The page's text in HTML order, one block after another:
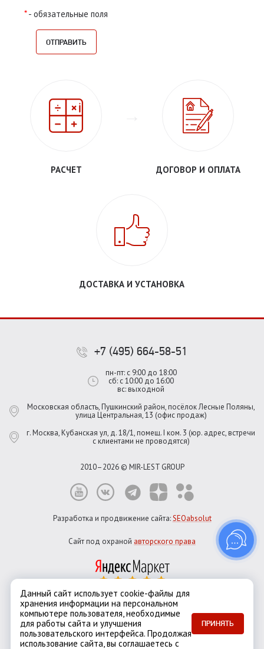
*- обязательные поля
РАСЧЕТ ДОГОВОР И ОПЛАТА
ДОСТАВКА И УСТАНОВКА
+7 (495) 664-58-51
пн-пт: с 9:00 до 18:00
сб: с 10:00 до 16:00
вс: выходной
Московская область, Пушкинский район, посёлок Лесные Поляны,
улица Центральная, 13 (офис продаж)
г. Москва, Кубанская ул, д. 18/1, помещ. I ком. 3 (юр. адрес, встречи
с клиентами не проводятся)
2010–2026 © MIR-LEST GROUP
Разработка и продвижение сайта:SEOabsolut
Сайт под охраной авторского права
Город:Москва
ЕкатеринбургКазаньНовосибирскСанкт-Петербург
Данный сайт использует cookie-файлы для
хранения информации на персональном
компьютере пользователя, необходимые
для работы сайта и улучшения
пользовательского интерфейса. Продолжая
использование сайта, вы соглашаетесь с
ПРИНЯТЬ